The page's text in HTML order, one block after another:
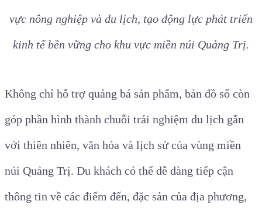
vực nông nghiệp và du lịch, tạo động lực phát triển
kinh tế bền vững cho khu vực miền núi Quảng Trị.
Không chỉ hỗ trợ quảng bá sản phẩm, bản đồ số còn
góp phần hình thành chuỗi trải nghiệm du lịch gắn
với thiên nhiên, văn hóa và lịch sử của vùng miền
núi Quảng Trị. Du khách có thể dễ dàng tiếp cận
thông tin về các điểm đến, đặc sản của địa phương,